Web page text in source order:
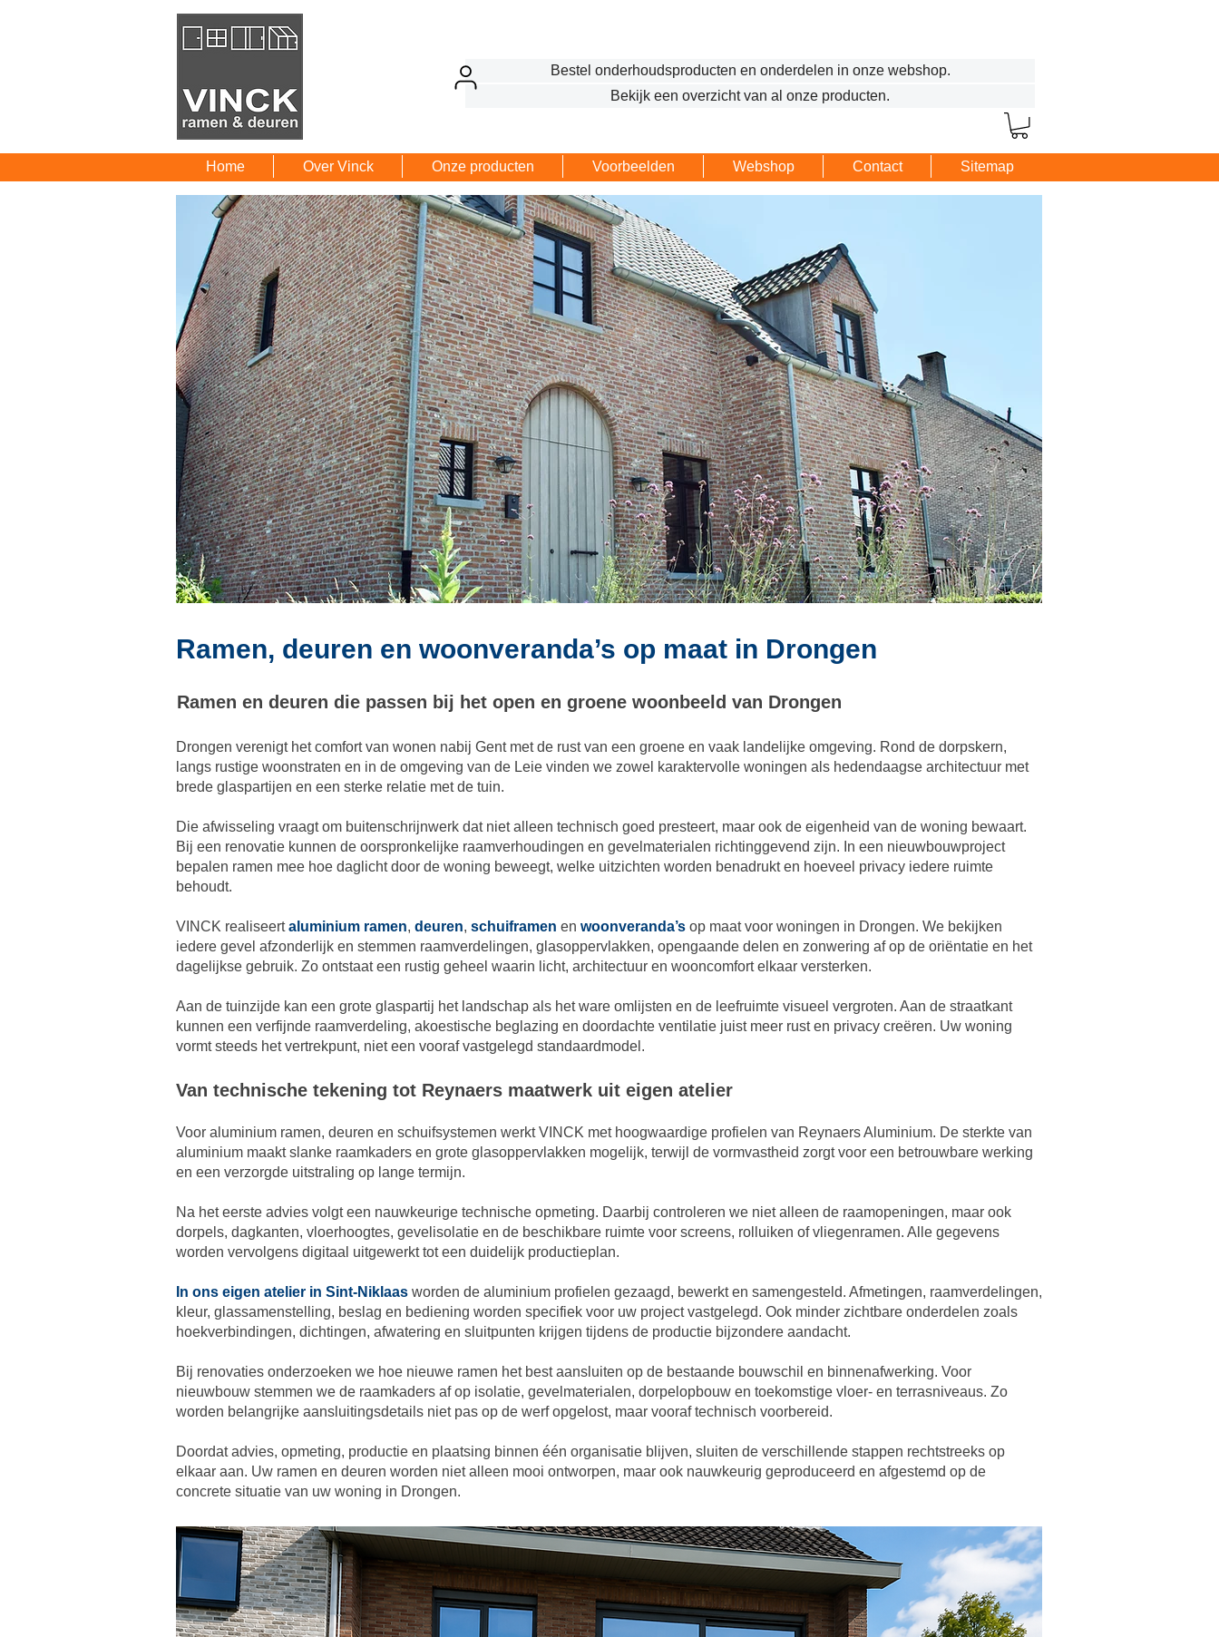
Bestel onderhoudsproducten en onderdelen in onze webshop.
Bekijk een overzicht van al onze producten.
Home Over Vinck Onze producten Voorbeelden Webshop Contact Sitemap
Ramen, deuren en woonveranda’s op maat in Drongen
Ramen en deuren die passen bij het open en groene woonbeeld van Drongen
Drongen verenigt het comfort van wonen nabij Gent met de rust van een groene en vaak landelijke omgeving. Rond de dorpskern,
langs rustige woonstraten en in de omgeving van de Leie vinden we zowel karaktervolle woningen als hedendaagse architectuur met
brede glaspartijen en een sterke relatie met de tuin.
Die afwisseling vraagt om buitenschrijnwerk dat niet alleen technisch goed presteert, maar ook de eigenheid van de woning bewaart.
Bij een renovatie kunnen de oorspronkelijke raamverhoudingen en gevelmaterialen richtinggevend zijn. In een nieuwbouwproject
bepalen ramen mee hoe daglicht door de woning beweegt, welke uitzichten worden benadrukt en hoeveel privacy iedere ruimte
behoudt.
VINCK realiseertaluminium ramen, deuren, schuiframen en woonveranda’s op maat voor woningen in Drongen. We bekijken
iedere gevel afzonderlijk en stemmen raamverdelingen, glasoppervlakken, opengaande delen en zonwering af op de oriëntatie en het
dagelijkse gebruik. Zo ontstaat een rustig geheel waarin licht, architectuur en wooncomfort elkaar versterken.
Aan de tuinzijde kan een grote glaspartij het landschap als het ware omlijsten en de leefruimte visueel vergroten. Aan de straatkant
kunnen een verfijnde raamverdeling, akoestische beglazing en doordachte ventilatie juist meer rust en privacy creëren. Uw woning
vormt steeds het vertrekpunt, niet een vooraf vastgelegd standaardmodel.
Van technische tekening tot Reynaers maatwerk uit eigen atelier
Voor aluminium ramen, deuren en schuifsystemen werkt VINCK met hoogwaardige profielen van Reynaers Aluminium. De sterkte van
aluminium maakt slanke raamkaders en grote glasoppervlakken mogelijk, terwijl de vormvastheid zorgt voor een betrouwbare werking
en een verzorgde uitstraling op lange termijn.
Na het eerste advies volgt een nauwkeurige technische opmeting. Daarbij controleren we niet alleen de raamopeningen, maar ook
dorpels, dagkanten, vloerhoogtes, gevelisolatie en de beschikbare ruimte voor screens, rolluiken of vliegenramen. Alle gegevens
worden vervolgens digitaal uitgewerkt tot een duidelijk productieplan.
In ons eigen atelier in Sint-Niklaas worden de aluminium profielen gezaagd, bewerkt en samengesteld. Afmetingen, raamverdelingen,
kleur, glassamenstelling, beslag en bediening worden specifiek voor uw project vastgelegd. Ook minder zichtbare onderdelen zoals
hoekverbindingen, dichtingen, afwatering en sluitpunten krijgen tijdens de productie bijzondere aandacht.
Bij renovaties onderzoeken we hoe nieuwe ramen het best aansluiten op de bestaande bouwschil en binnenafwerking. Voor
nieuwbouw stemmen we de raamkaders af op isolatie, gevelmaterialen, dorpelopbouw en toekomstige vloer- en terrasniveaus. Zo
worden belangrijke aansluitingsdetails niet pas op de werf opgelost, maar vooraf technisch voorbereid.
Doordat advies, opmeting, productie en plaatsing binnen één organisatie blijven, sluiten de verschillende stappen rechtstreeks op
elkaar aan. Uw ramen en deuren worden niet alleen mooi ontworpen, maar ook nauwkeurig geproduceerd en afgestemd op de
concrete situatie van uw woning in Drongen.